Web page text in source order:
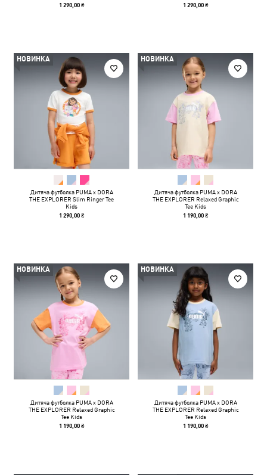
1 290,00 ₴ 1 290,00 ₴
НОВИНКА
Дитяча футболка PUMA x DORA
THE EXPLORER Slim Ringer Tee
Kids
1 290,00 ₴
НОВИНКА
Дитяча футболка PUMA x DORA
THE EXPLORER Relaxed Graphic
Tee Kids
1 190,00 ₴
НОВИНКА
Дитяча футболка PUMA x DORA
THE EXPLORER Relaxed Graphic
Tee Kids
1 190,00 ₴
НОВИНКА
Дитяча футболка PUMA x DORA
THE EXPLORER Relaxed Graphic
Tee Kids
1 190,00 ₴